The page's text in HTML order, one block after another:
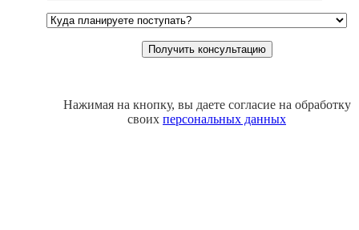
Нажимая на кнопку, вы даете согласие на обработку
своих персональных данных